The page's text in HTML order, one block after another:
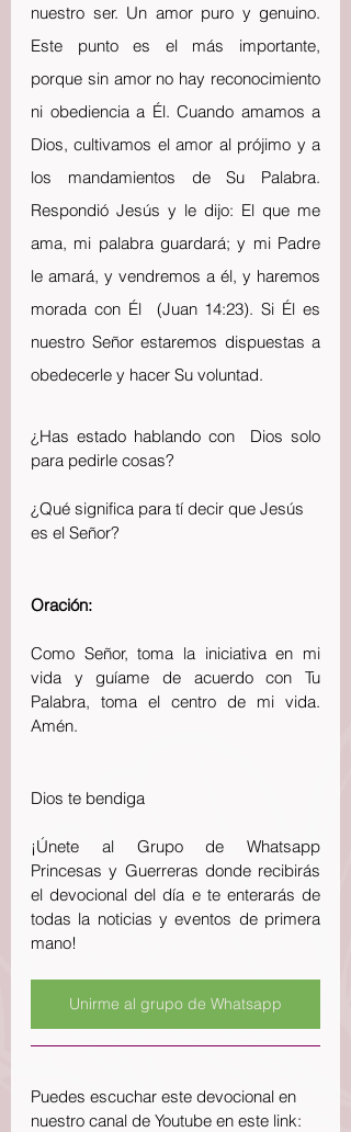
nuestro ser. Un amor puro y genuino.
Este punto es el más importante,
porque sin amor no hay reconocimiento
ni obediencia a Él. Cuando amamos a
Dios, cultivamos el amor al prójimo y a
los mandamientos de Su Palabra.
Respondió Jesús y le dijo: El que me
ama, mi palabra guardará; y mi Padre
le amará, y vendremos a él, y haremos
morada con Él  (Juan 14:23). Si Él es
nuestro Señor estaremos dispuestas a
obedecerle y hacer Su voluntad.
¿Has estado hablando con  Dios solo
para pedirle cosas?
¿Qué significa para tí decir que Jesús
es el Señor?
Oración:
Como Señor, toma la iniciativa en mi
vida y guíame de acuerdo con Tu
Palabra, toma el centro de mi vida.
Amén.
Dios te bendiga
¡Únete al Grupo de Whatsapp
Princesas y Guerreras donde recibirás
el devocional del día e te enterarás de
todas la noticias y eventos de primera
mano!
Unirme al grupo de Whatsapp
Puedes escuchar este devocional en
nuestro canal de Youtube en este link: